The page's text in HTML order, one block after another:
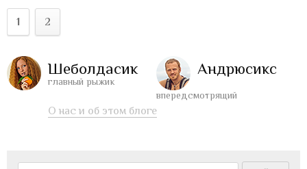
1 2
Шеболдасик
главный рыжик
Андрюсикс
впередсмотрящий
О нас и об этом блоге